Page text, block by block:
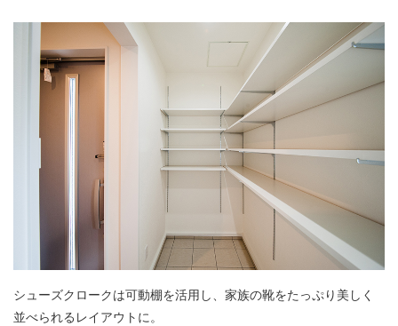
シューズクロークは可動棚を活用し、家族の靴をたっぷり美しく
並べられるレイアウトに。